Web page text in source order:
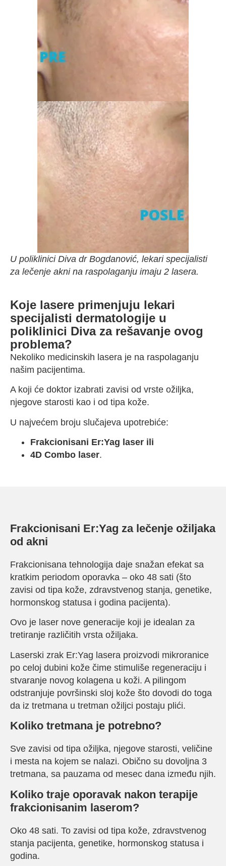
U poliklinici Diva dr Bogdanović, lekari specijalisti
za lečenje akni na raspolaganju imaju 2 lasera.
Koje lasere primenjuju lekari
specijalisti dermatologije u
poliklinici Diva za rešavanje ovog
problema?
Nekoliko medicinskih lasera je na raspolaganju
našim pacijentima.
A koji će doktor izabrati zavisi od vrste ožiljka,
njegove starosti kao i od tipa kože.
U najvećem broju slučajeva upotrebiće:
Frakcionisani Er:Yag laser ili
4D Combo laser.
Frakcionisani Er:Yag za lečenje ožiljaka
od akni
Frakcionisana tehnologija daje snažan efekat sa
kratkim periodom oporavka – oko 48 sati (što
zavisi od tipa kože, zdravstvenog stanja, genetike,
hormonskog statusa i godina pacijenta).
Ovo je laser nove generacije koji je idealan za
tretiranje različitih vrsta ožiljaka.
Laserski zrak Er:Yag lasera proizvodi mikroranice
po celoj dubini kože čime stimuliše regeneraciju i
stvaranje novog kolagena u koži. A pilingom
odstranjuje površinski sloj kože što dovodi do toga
da iz tretmana u tretman ožiljci postaju plići.
Koliko tretmana je potrebno?
Sve zavisi od tipa ožiljka, njegove starosti, veličine
i mesta na kojem se nalazi. Obično su dovoljna 3
tretmana, sa pauzama od mesec dana između njih.
Koliko traje oporavak nakon terapije
frakcionisanim laserom?
Oko 48 sati. To zavisi od tipa kože, zdravstvenog
stanja pacijenta, genetike, hormonskog statusa i
godina.